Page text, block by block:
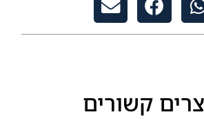
קשורים